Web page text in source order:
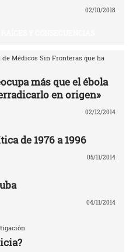
02/10/2018
Médicos Sin Fronteras que ha
más que el ébola
en origen»
02/12/2014
de 1976 a 1996
05/11/2014
04/11/2014